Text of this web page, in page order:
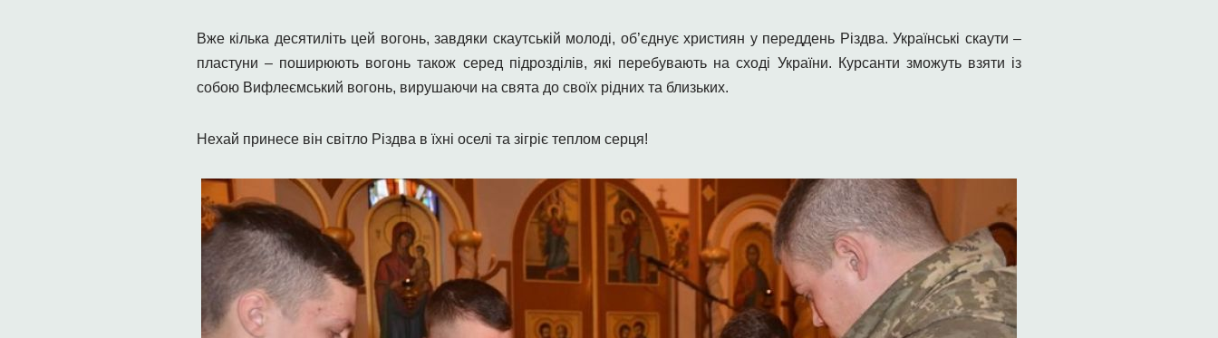
Вже кілька десятиліть цей вогонь, завдяки скаутській молоді, об’єднує християн у переддень Різдва. Українські скаути –
пластуни – поширюють вогонь також серед підрозділів, які перебувають на сході України. Курсанти зможуть взяти із
собою Вифлеємський вогонь, вирушаючи на свята до своїх рідних та близьких.
Нехай принесе він світло Різдва в їхні оселі та зігріє теплом серця!